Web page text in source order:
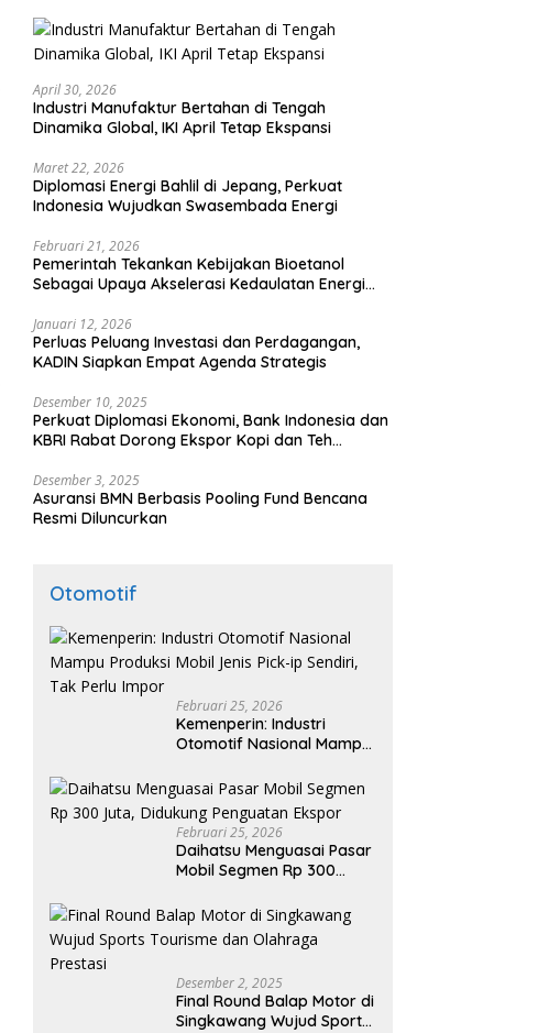
April 30, 2026
Industri Manufaktur Bertahan di Tengah
Dinamika Global, IKI April Tetap Ekspansi
Maret 22, 2026
Diplomasi Energi Bahlil di Jepang, Perkuat
Indonesia Wujudkan Swasembada Energi
Februari 21, 2026
Pemerintah Tekankan Kebijakan Bioetanol
Sebagai Upaya Akselerasi Kedaulatan Energi
Januari 12, 2026
Perluas Peluang Investasi dan Perdagangan,
KADIN Siapkan Empat Agenda Strategis
Desember 10, 2025
Perkuat Diplomasi Ekonomi, Bank Indonesia dan
KBRI Rabat Dorong Ekspor Kopi dan Teh
Desember 3, 2025
Asuransi BMN Berbasis Pooling Fund Bencana
Resmi Diluncurkan
Otomotif
Februari 25, 2026
Kemenperin: Industri
Otomotif Nasional Mampu
ip Sendiri, Tak Perlu Impor
Februari 25, 2026
Daihatsu Menguasai Pasar
Mobil Segmen Rp 300
Ekspor
Desember 2, 2025
Final Round Balap Motor di
Singkawang Wujud Sports